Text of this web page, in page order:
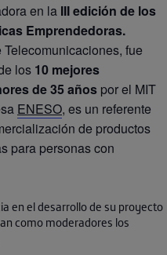
en la III edición de los
Emprendedoras.
Telecomunicaciones, fue
los 10 mejores
de 35 años por el MIT
ENESO, es un referente
de productos
para personas con
en el desarrollo de su proyecto
como moderadores los